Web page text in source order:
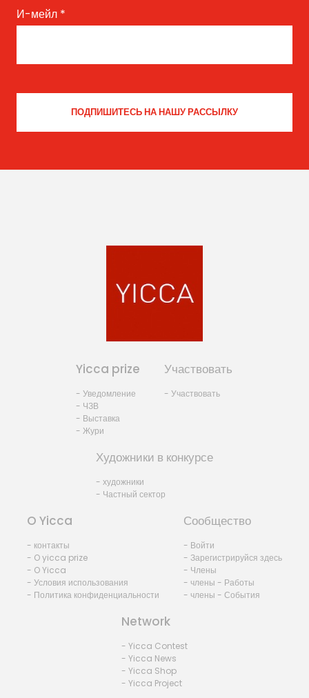
И-мейл *
Yicca prize
- Уведомление
- ЧЗВ
- Выставка
- Жури
Участвовать
- Участвовать
Художники в конкурсе
- художники
- Частный сектор
O Yicca
- контакты
- O yicca prize
- O Yicca
- Условия использования
- Политика конфиденциальности
Сообщество
- Войти
- Зарегистрируйся здесь
- Члены
- члены - Работы
- члены - События
Network
- Yicca Contest
- Yicca News
- Yicca Shop
- Yicca Project